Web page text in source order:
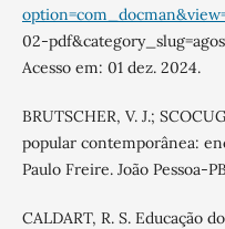
02-
Acesso em: 01 dez. 2024.
BRUTSCHER, V. J.;
popular contemporânea:
Paulo Freire. João Pessoa-
CALDART, R. S. Educação